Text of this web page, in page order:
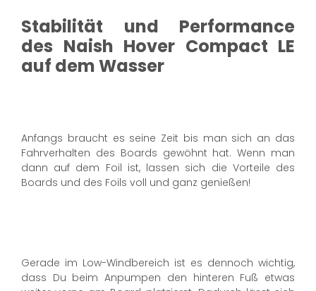
Stabilität und Performance
des Naish Hover Compact LE
auf dem Wasser
Anfangs braucht es seine Zeit bis man sich an das
Fahrverhalten des Boards gewöhnt hat. Wenn man
dann auf dem Foil ist, lassen sich die Vorteile des
Boards und des Foils voll und ganz genießen!
Gerade im Low-Windbereich ist es dennoch wichtig,
dass Du beim Anpumpen den hinteren Fuß etwas